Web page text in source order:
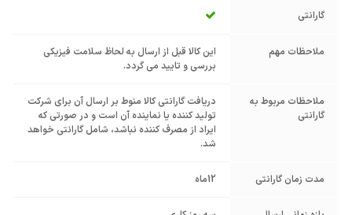
گارانتی
ملاحظات مهم
این کالا قبل از ارسال به لحاظ سلامت فیزیکی
بررسی و تایید می گردد.
ملاحظات مربوط به
گارانتی
دریافت گارانتی کالا منوط بر ارسال آن برای شرکت
تولید کننده یا نماینده آن است و در صورتی که
ایراد از مصرف کننده نباشد، شامل گارانتی خواهد
شد.
مدت زمان گارانتی 12ماه